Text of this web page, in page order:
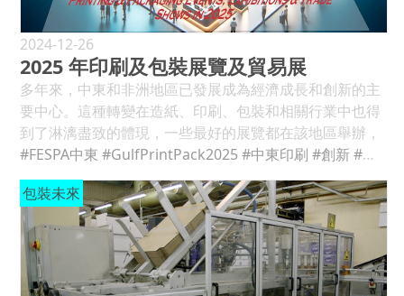
加回收利用，並透過再填充和再利用系統消除浪費。 2025
年，能源效率、水消耗、溫室氣體減量和材料循環經濟將
持續成為人們關注的焦點。 這包括輕質解決方案、單一材
料包裝創新、可生物降解材料等。 例如，從玉米澱粉中提
取的聚乳酸 (PLA) 等可生物降解和可堆肥材料作為傳統塑
膠的替代品越來越受歡迎。 源自於植物的包裝材料，如甘
蔗和蘑菇菌絲體，也引起了人們的注意。 這些材料比傳統
網上購物的增加，對可持續、高效包裝解決方案的需求不
斷增長。 紙和紙板由於具有較高的可回收性和生物降解
性，通常成為首選包裝材料，紙箱和紙板不僅只是環保的
代名詞，它們的優異性能和可持續性，讓它們在包裝界佔
有一席之地。 隨著消費者環保意識的增強，品牌所有者透
2024-12-26
2025 年印刷及包裝展覽及貿易展
多年來，中東和非洲地區已發展成為經濟成長和創新的主
要中心。這種轉變在造紙、印刷、包裝和相關行業中也得
到了淋漓盡致的體現，一些最好的展覽都在該地區舉辦，
包括海灣印刷與包裝展、FESPA 中東展、SGI 迪拜展等。
隨著每年越來越多的此類備受矚目的活動成功舉辦，該地
區在行業中的重要性日益增強，對於希望擴大在中東和非
洲地區影響力的主要參與者和行業專業人士來說，它成為
一個充滿活力和令人興奮的目的地。 以下列出了一些最重
要的地區和國際印刷和包裝貿易展。 中東和非洲 一月
阿拉伯塑膠展 ： 2025 年 1 月 7 日至 9 日，阿聯酋杜拜杜
#FESPA中東 #GulfPrintPack2025 #中東印刷 #創新#包裝未來
包裝未來